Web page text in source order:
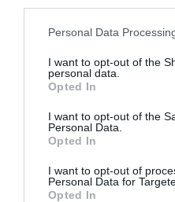
Please note that this
not limited to your visit or
grant or deny consent to
use your data for below
consent section.
Personal Data
I want to opt-out of the
personal data.
Opted In
I want to opt-out of the
Personal Data.
Opted In
I want to opt-out of
Personal Data for
Opted In
FŐISTEN VICCES KITŰZŐ
Értékelés:
Ft